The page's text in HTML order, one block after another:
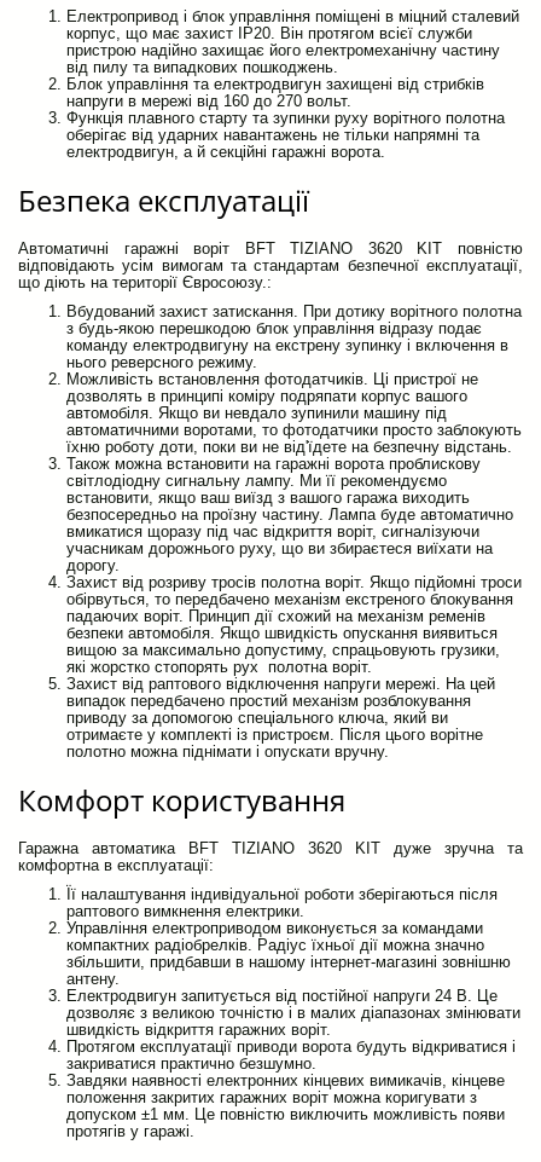
Електропривод і блок управління поміщені в міцний сталевий
корпус, що має захист IP20. Він протягом всієї служби
пристрою надійно захищає його електромеханічну частину
від пилу та випадкових пошкоджень.
Блок управління та електродвигун захищені від стрибків
напруги в мережі від 160 до 270 вольт.
Функція плавного старту та зупинки руху ворітного полотна
оберігає від ударних навантажень не тільки напрямні та
електродвигун, а й секційні гаражні ворота.
Безпека експлуатації
Автоматичні гаражні воріт BFT TIZIANO 3620 KIT повністю
відповідають усім вимогам та стандартам безпечної експлуатації,
що діють на території Євросоюзу.:
Вбудований захист затискання. При дотику ворітного полотна
з будь-якою перешкодою блок управління відразу подає
команду електродвигуну на екстрену зупинку і включення в
нього реверсного режиму.
Можливість встановлення фотодатчиків. Ці пристрої не
дозволять в принципі коміру подряпати корпус вашого
автомобіля. Якщо ви невдало зупинили машину під
автоматичними воротами, то фотодатчики просто заблокують
їхню роботу доти, поки ви не від'їдете на безпечну відстань.
Також можна встановити на гаражні ворота проблискову
світлодіодну сигнальну лампу. Ми її рекомендуємо
встановити, якщо ваш виїзд з вашого гаража виходить
безпосередньо на проїзну частину. Лампа буде автоматично
вмикатися щоразу під час відкриття воріт, сигналізуючи
учасникам дорожнього руху, що ви збираєтеся виїхати на
дорогу.
Захист від розриву тросів полотна воріт. Якщо підйомні троси
обірвуться, то передбачено механізм екстреного блокування
падаючих воріт. Принцип дії схожий на механізм ременів
безпеки автомобіля. Якщо швидкість опускання виявиться
вищою за максимально допустиму, спрацьовують грузики,
які жорстко стопорять рух полотна воріт.
Захист від раптового відключення напруги мережі. На цей
випадок передбачено простий механізм розблокування
приводу за допомогою спеціального ключа, який ви
отримаєте у комплекті із пристроєм. Після цього ворітне
полотно можна піднімати і опускати вручну.
Комфорт користування
Гаражна автоматика BFT TIZIANO 3620 KIT дуже зручна та
комфортна в експлуатації:
Її налаштування індивідуальної роботи зберігаються після
раптового вимкнення електрики.
Управління електроприводом виконується за командами
компактних радіобрелків. Радіус їхньої дії можна значно
збільшити, придбавши в нашому інтернет-магазині зовнішню
антену.
Електродвигун запитується від постійної напруги 24 В. Це
дозволяє з великою точністю і в малих діапазонах змінювати
швидкість відкриття гаражних воріт.
Протягом експлуатації приводи ворота будуть відкриватися і
закриватися практично безшумно.
Завдяки наявності електронних кінцевих вимикачів, кінцеве
положення закритих гаражних воріт можна коригувати з
допуском ±1 мм. Це повністю виключить можливість появи
протягів у гаражі.